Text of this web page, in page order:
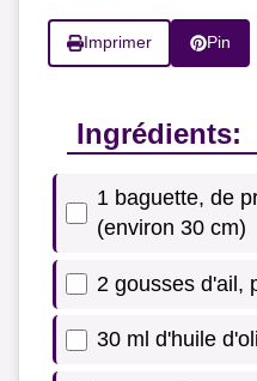
Imprimer Pin
Ingrédients:
1 baguette, de
(environ 30 cm)
2 gousses d'ail,
30 ml d'huile